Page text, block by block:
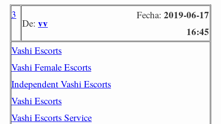
3
De: vv
Fecha: 2019-06-17
16:45
Vashi Escorts
Vashi Female Escorts
Independent Vashi Escorts
Vashi Escorts
Vashi Escorts Service